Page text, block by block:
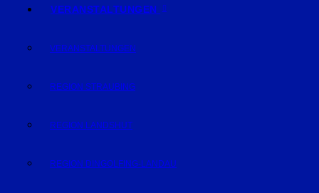
VERANSTALTUNGEN
VERANSTALTUNGEN
REGION STRAUBING
REGION LANDSHUT
REGION DINGOLFING-LANDAU